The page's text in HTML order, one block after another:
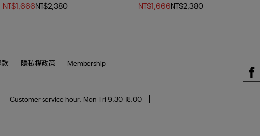
NT$1,666NT$2,380
NT$1,666NT$2,380
款 隱私權政策 Membership
Customer service hour: Mon-Fri 9:30-18:00